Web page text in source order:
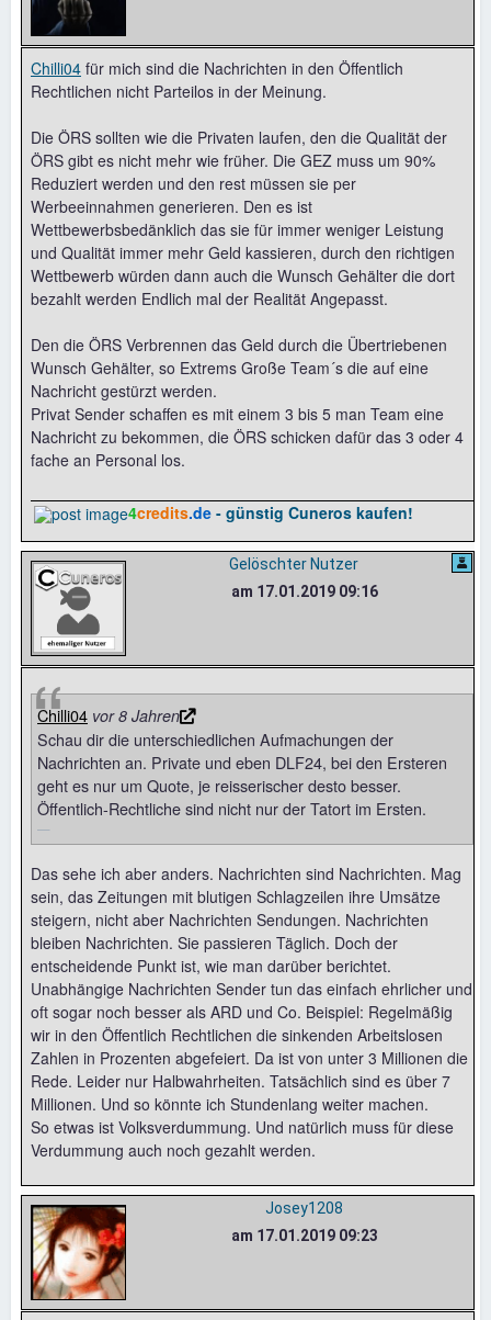
Chilli04 für mich sind die Nachrichten in den Öffentlich
Rechtlichen nicht Parteilos in der Meinung.
Die ÖRS sollten wie die Privaten laufen, den die Qualität der
ÖRS gibt es nicht mehr wie früher. Die GEZ muss um 90%
Reduziert werden und den rest müssen sie per
Werbeeinnahmen generieren. Den es ist
Wettbewerbsbedänklich das sie für immer weniger Leistung
und Qualität immer mehr Geld kassieren, durch den richtigen
Wettbewerb würden dann auch die Wunsch Gehälter die dort
bezahlt werden Endlich mal der Realität Angepasst.
Den die ÖRS Verbrennen das Geld durch die Übertriebenen
Wunsch Gehälter, so Extrems Große Team´s die auf eine
Nachricht gestürzt werden.
Privat Sender schaffen es mit einem 3 bis 5 man Team eine
Nachricht zu bekommen, die ÖRS schicken dafür das 3 oder 4
fache an Personal los.
4credits.de - günstig Cuneros kaufen!
Gelöschter Nutzer
am 17.01.2019 09:16
Chilli04 vor 8 Jahren
Schau dir die unterschiedlichen Aufmachungen der
Nachrichten an. Private und eben DLF24, bei den Ersteren
geht es nur um Quote, je reisserischer desto besser.
Öffentlich-Rechtliche sind nicht nur der Tatort im Ersten.
Das sehe ich aber anders. Nachrichten sind Nachrichten. Mag
sein, das Zeitungen mit blutigen Schlagzeilen ihre Umsätze
steigern, nicht aber Nachrichten Sendungen. Nachrichten
bleiben Nachrichten. Sie passieren Täglich. Doch der
entscheidende Punkt ist, wie man darüber berichtet.
Unabhängige Nachrichten Sender tun das einfach ehrlicher und
oft sogar noch besser als ARD und Co. Beispiel: Regelmäßig
wir in den Öffentlich Rechtlichen die sinkenden Arbeitslosen
Zahlen in Prozenten abgefeiert. Da ist von unter 3 Millionen die
Rede. Leider nur Halbwahrheiten. Tatsächlich sind es über 7
Millionen. Und so könnte ich Stundenlang weiter machen.
So etwas ist Volksverdummung. Und natürlich muss für diese
Verdummung auch noch gezahlt werden.
Josey1208
am 17.01.2019 09:23